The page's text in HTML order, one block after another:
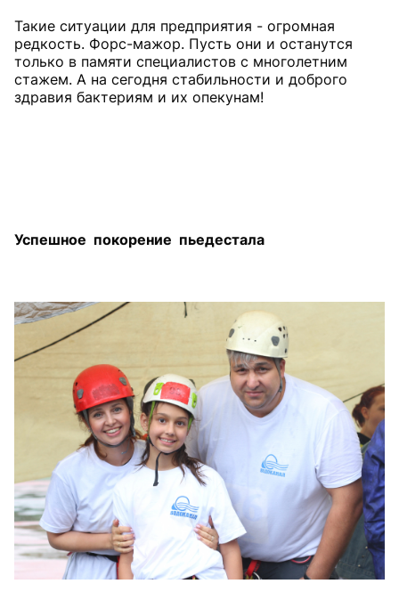
Такие ситуации для предприятия - огромная
редкость. Форс-мажор. Пусть они и останутся
только в памяти специалистов с многолетним
стажем. А на сегодня стабильности и доброго
здравия бактериям и их опекунам!
Успешное покорение пьедестала